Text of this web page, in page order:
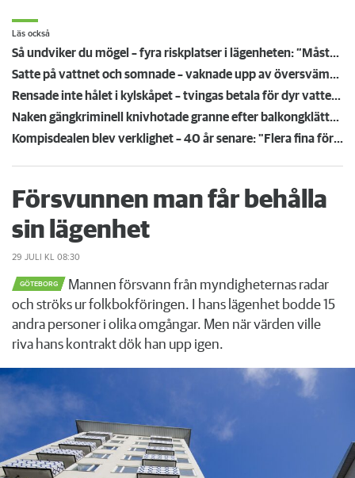
Läs också
Så undviker du mögel – fyra riskplatser i lägenheten: ”Måste städa bort”
Satte på vattnet och somnade – vaknade upp av översvämning hos grannen
Rensade inte hålet i kylskåpet – tvingas betala för dyr vattenskada
Naken gängkriminell knivhotade granne efter balkongklättring
Kompisdealen blev verklighet – 40 år senare: "Flera fina fördelar med att dela bostad"
Försvunnen man får behålla
sin lägenhet
29 JULI KL 08:30
GÖTEBORG
Mannen försvann från myndigheternas radar
och ströks ur folkbokföringen. I hans lägenhet bodde 15
andra personer i olika omgångar. Men när värden ville
riva hans kontrakt dök han upp igen.